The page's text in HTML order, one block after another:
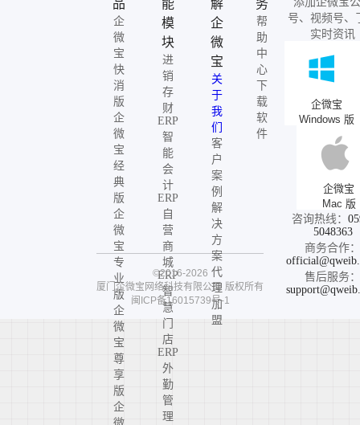
品
企
微
宝
快
消
版
企
微
宝
经
典
版
企
微
宝
专
业
版
企
微
宝
尊
享
版
企
能
模
块
进
销
存
财
ERP
智
能
会
计
ERP
自
营
商
城
ERP
智
慧
门
店
ERP
外
勤
管
理
解
企
微
宝
关
于
我
们
客
户
案
例
解
决
方
案
代
理
加
盟
务
帮
助
中
心
下
载
软
件
号、视频号、
实时资讯
企微宝
Windows 版
企微宝
Mac 版
咨询热线：
5048363
商务合作：
售后服务：
©2016-2026
厦门企微宝网络科技有限公司 版权所有
闽ICP备16015739号-1